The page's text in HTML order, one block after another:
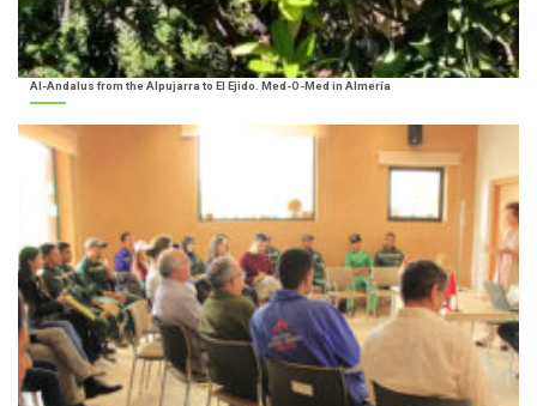
Al-Andalus from the Alpujarra to El Ejido. Med-O-Med in Almería